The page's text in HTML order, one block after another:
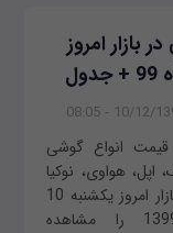
بازار امروز
10/12/1399 -
انواع گوشی
اپل، هواوی، نوکیا
و شیائومی در بازار امروز ‌‌یکشنبه 10
اسفند ماه 1399 را مشاهده